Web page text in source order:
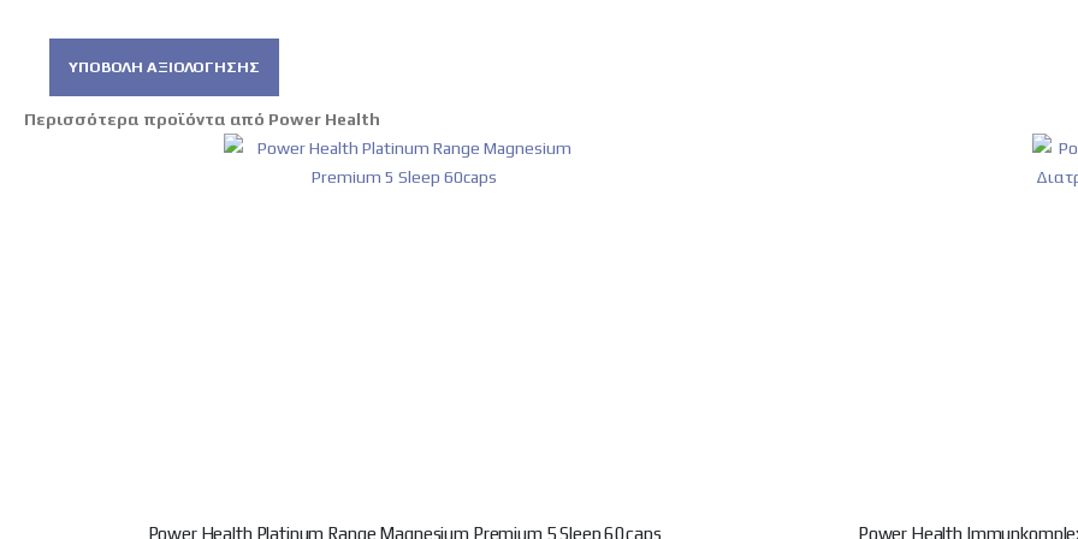
ΥΠΟΒΟΛΉ ΑΞΙΟΛΌΓΗΣΗΣ
Περισσότερα προϊόντα από Power Health
Power Health Platinum Range Magnesium Premium 5 Sleep 60caps Power Health